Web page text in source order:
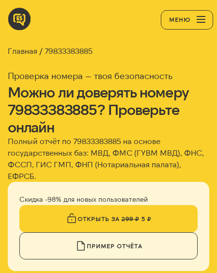
МЕНЮ
Главная 79833383885
Проверка номера — твоя безопасность
Можно ли доверять номеру
79833383885? Проверьте
онлайн
Полный отчёт по 79833383885 на основе
государственных баз: МВД, ФМС (ГУВМ МВД), ФНС,
ФССП, ГИС ГМП, ФНП (Нотариальная палата),
ЕФРСБ.
Скидка -98% для новых пользователей
ОТКРЫТЬ ЗА299 ₽5 ₽
ПРИМЕР ОТЧЁТА